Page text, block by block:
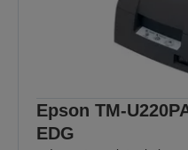
Epson TM-
EDG